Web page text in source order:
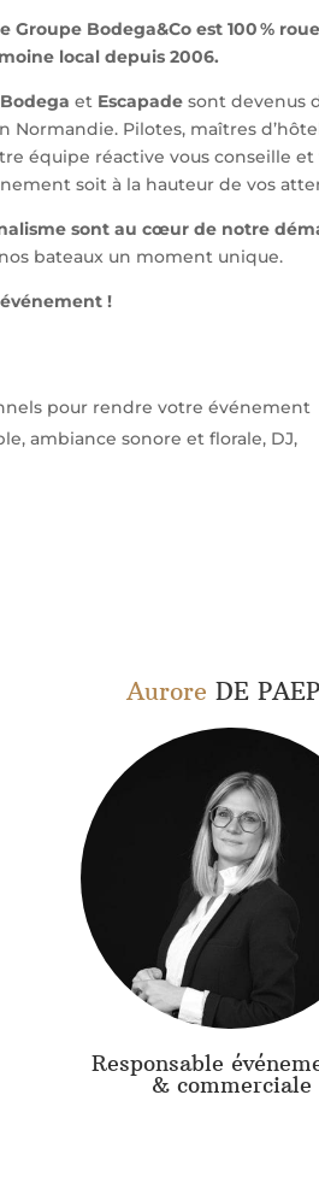
Bodega&Co est 100 %
local depuis 2006.
et Escapade sont devenus
Normandie. Pilotes, maîtres
équipe réactive vous conseille et
soit à la hauteur de vos
sont au cœur de notre
bateaux un moment unique.
!
pour rendre votre événement
ambiance sonore et florale, DJ,
Aurore DE
Responsable
& commerciale